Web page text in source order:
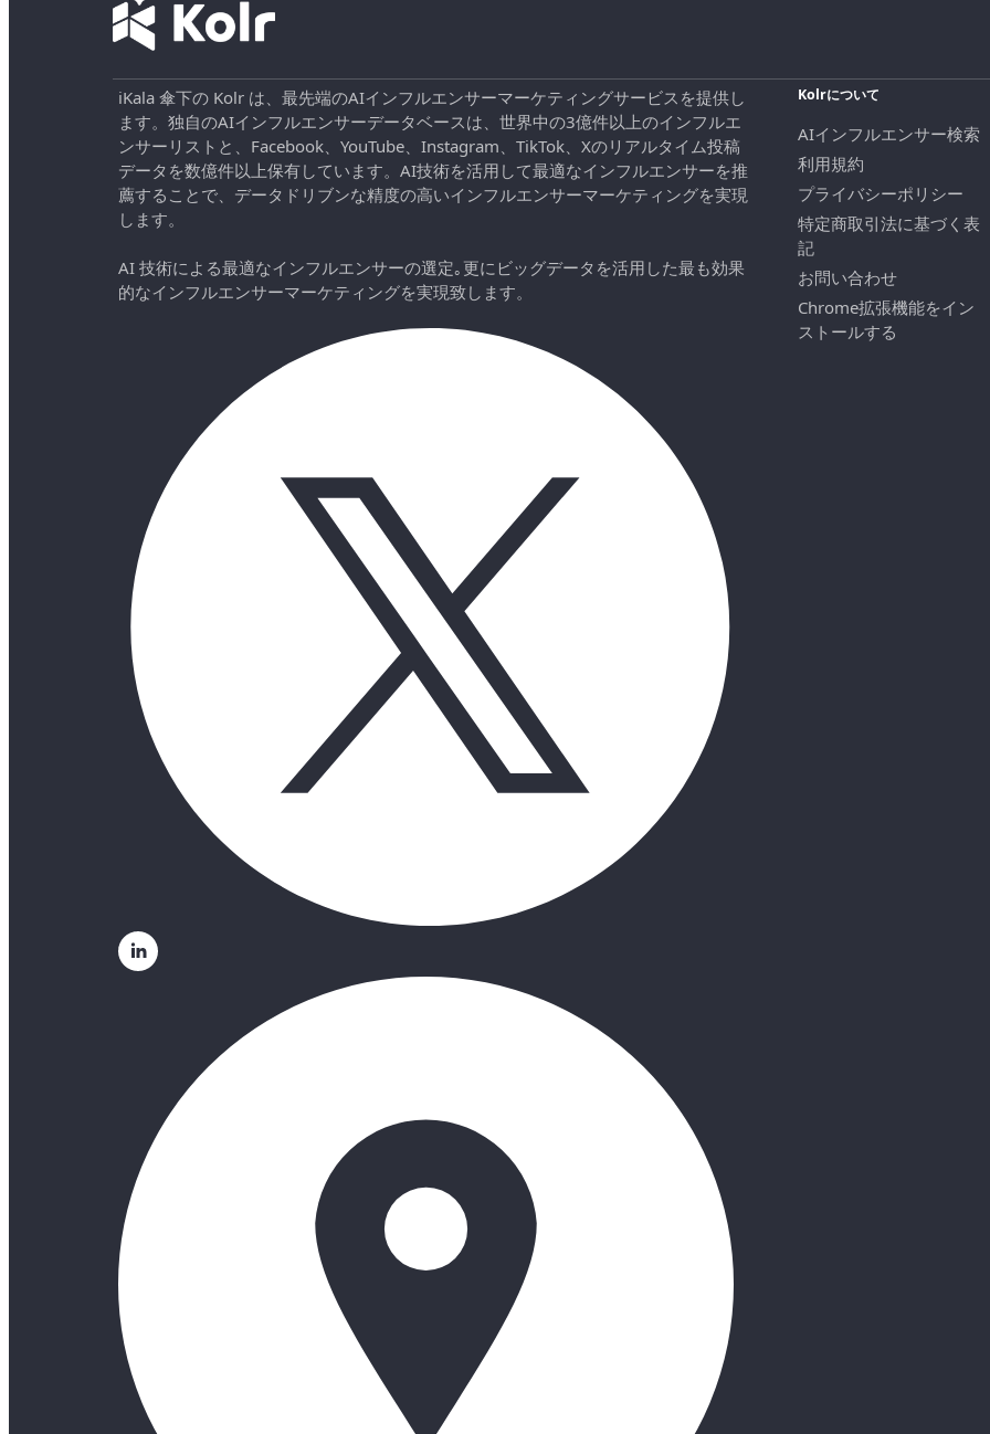
iKala 傘下の Kolr は、最先端のAIインフルエンサーマーケティングサービスを提供し
ます。独自のAIインフルエンサーデータベースは、世界中の3億件以上のインフルエ
ンサーリストと、Facebook、YouTube、Instagram、TikTok、Xのリアルタイム投稿
データを数億件以上保有しています。AI技術を活用して最適なインフルエンサーを推
薦することで、データドリブンな精度の高いインフルエンサーマーケティングを実現
します。
AI 技術による最適なインフルエンサーの選定｡更にビッグデータを活用した最も効果
的なインフルエンサーマーケティングを実現致します。
Kolrについて
AIインフルエンサー検索
利用規約
プライバシーポリシー
特定商取引法に基づく表
記
お問い合わせ
Chrome拡張機能をイン
ストールする